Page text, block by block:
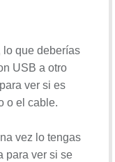
lo que deberías
USB a otro
ver si es
o el cable.
vez lo tengas
para ver si se